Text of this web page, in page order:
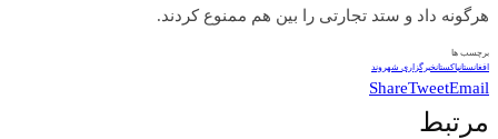
هرگونه داد و ستد تجارتی را بین هم ممنوع کردند.
برچسب ها
افغانستانپاکستانخبرگزاری شهروند
ShareTweetEmail
مرتبط